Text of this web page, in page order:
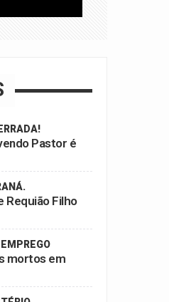
Pastor é
Requião Filho
mortos em